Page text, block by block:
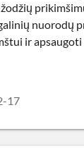
nuorodų
ir
17